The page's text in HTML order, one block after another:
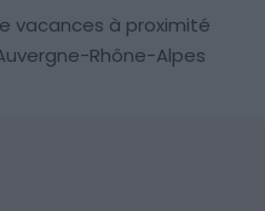
vacances à proximité
Rhône-Alpes